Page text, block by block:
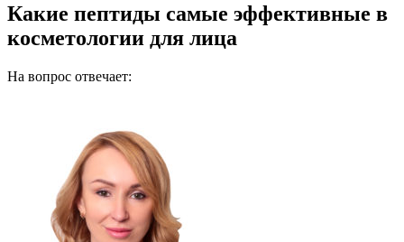
Какие пептиды самые эффективные в
косметологии для лица
На вопрос отвечает: